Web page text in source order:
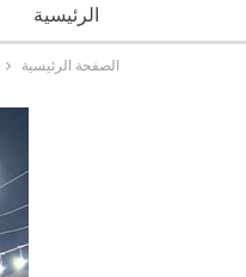
الرئيسية
الصفحة الرئيسية